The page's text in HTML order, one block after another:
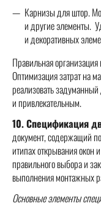
Карнизы для штор.
и другие элементы.
и декоративных
Правильная
Оптимизация затрат на
реализовать
и привлекательным.
10. Спецификация
документ, содержащий
итипах открывания окон
правильного выбора и
выполнения монтажных
Основные элементы